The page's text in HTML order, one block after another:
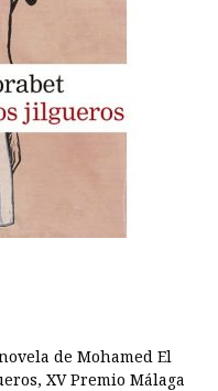
de Mohamed El
XV Premio Málaga